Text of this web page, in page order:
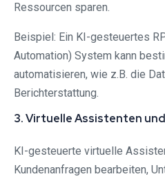
Ressourcen sparen.
Beispiel: Ein KI-gesteuertes
Automation) System kann
automatisieren, wie z.B. die
Berichterstattung.
3. Virtuelle Assistenten
KI-gesteuerte virtuelle
Kundenanfragen bearbeiten,